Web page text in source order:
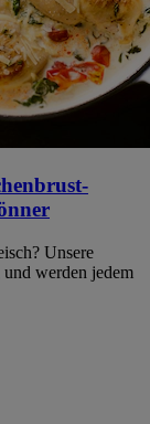
Unsere
werden jedem